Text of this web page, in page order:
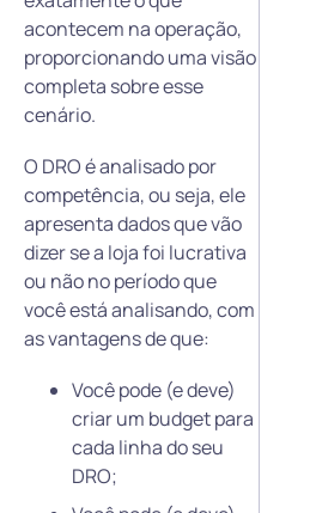
acontecem na operação,
proporcionando uma visão
completa sobre esse
cenário.
O DRO é analisado por
competência, ou seja, ele
apresenta dados que vão
dizer se a loja foi lucrativa
ou não no período que
você está analisando, com
as vantagens de que:
Você pode (e deve)
criar um budget para
cada linha do seu
DRO;